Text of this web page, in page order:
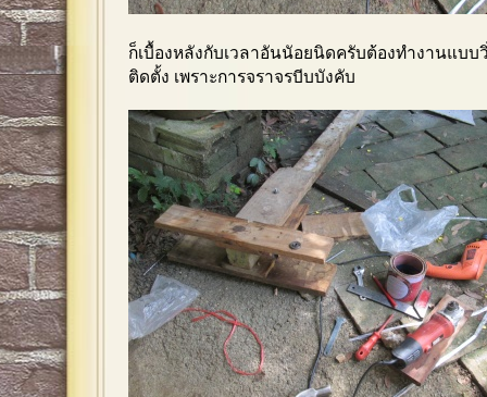
ก็เบื้องหลังกับเวลาอันนัอยนิดครับต้องทำงานแบบ
ติดตั้ง เพราะการจราจรบีบบังคับ